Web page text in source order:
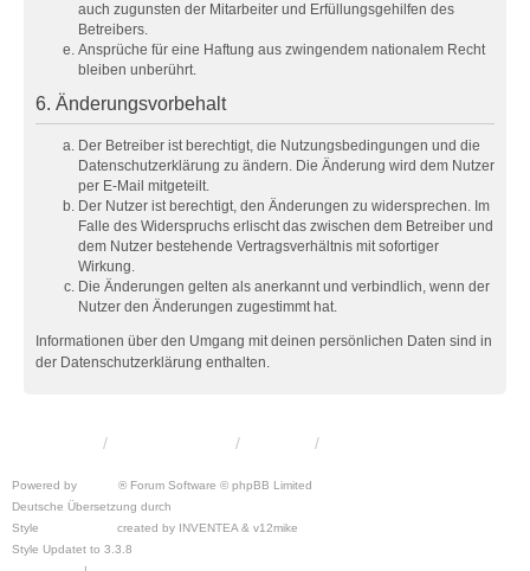
auch zugunsten der Mitarbeiter und Erfüllungsgehilfen des
Betreibers.
Ansprüche für eine Haftung aus zwingendem nationalem Recht
bleiben unberührt.
6. Änderungsvorbehalt
Der Betreiber ist berechtigt, die Nutzungsbedingungen und die
Datenschutzerklärung zu ändern. Die Änderung wird dem Nutzer
per E-Mail mitgeteilt.
Der Nutzer ist berechtigt, den Änderungen zu widersprechen. Im
Falle des Widerspruchs erlischt das zwischen dem Betreiber und
dem Nutzer bestehende Vertragsverhältnis mit sofortiger
Wirkung.
Die Änderungen gelten als anerkannt und verbindlich, wenn der
Nutzer den Änderungen zugestimmt hat.
Informationen über den Umgang mit deinen persönlichen Daten sind in
der Datenschutzerklärung enthalten.
Powered by
® Forum Software © phpBB Limited
Deutsche Übersetzung durch
Style
created by INVENTEA & v12mike
Style Updatet to 3.3.8